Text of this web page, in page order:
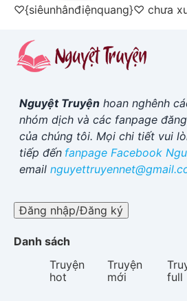
♡{siêunhânđiệnquang}♡ chưa
Nguyệt Truyện hoan nghênh
nhóm dịch và các fanpage
của chúng tôi. Mọi chi tiết vui
tiếp đến fanpage Facebook
email
Đăng nhập/Đăng ký
Danh sách
Truyện
hot
Truyện
mới
full